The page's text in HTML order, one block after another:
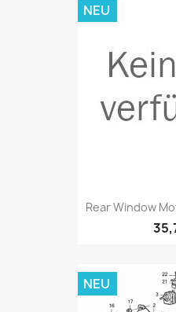
Rear Window
NEU
NEU